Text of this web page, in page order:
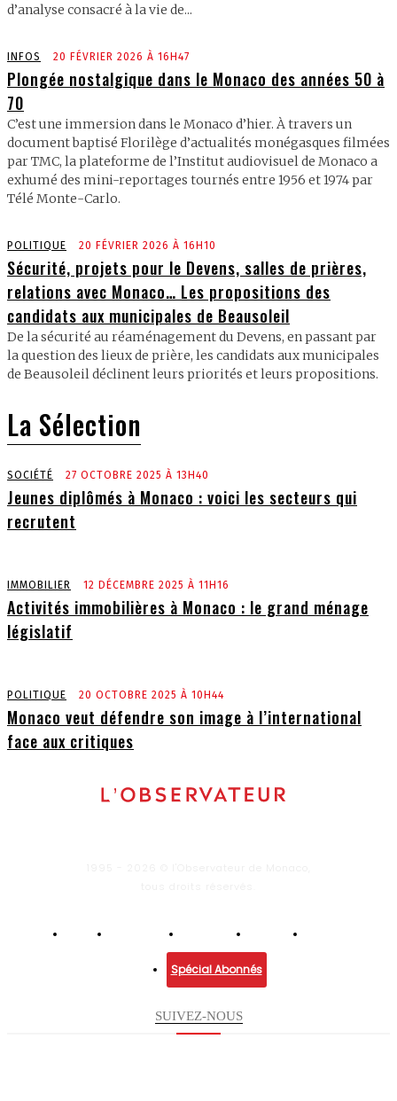
d’analyse consacré à la vie de...
INFOS 20 FÉVRIER 2026 À 16H47
Plongée nostalgique dans le Monaco des années 50 à
70
C’est une immersion dans le Monaco d’hier. À travers un
document baptisé Florilège d’actualités monégasques filmées
par TMC, la plateforme de l’Institut audiovisuel de Monaco a
exhumé des mini-reportages tournés entre 1956 et 1974 par
Télé Monte-Carlo.
POLITIQUE 20 FÉVRIER 2026 À 16H10
Sécurité, projets pour le Devens, salles de prières,
relations avec Monaco… Les propositions des
candidats aux municipales de Beausoleil
De la sécurité au réaménagement du Devens, en passant par
la question des lieux de prière, les candidats aux municipales
de Beausoleil déclinent leurs priorités et leurs propositions.
La Sélection
SOCIÉTÉ 27 OCTOBRE 2025 À 13H40
Jeunes diplômés à Monaco : voici les secteurs qui
recrutent
IMMOBILIER 12 DÉCEMBRE 2025 À 11H16
Activités immobilières à Monaco : le grand ménage
législatif
POLITIQUE 20 OCTOBRE 2025 À 10H44
Monaco veut défendre son image à l’international
face aux critiques
Spécial Abonnés
SUIVEZ-NOUS